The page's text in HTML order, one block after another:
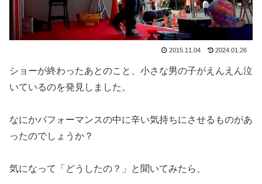
2015.11.04 2024.01.26
ショーが終わったあとのこと、小さな男の子がえんえん泣
いているのを発見しました。
なにかパフォーマンスの中に辛い気持ちにさせるものがあ
ったのでしょうか？
気になって「どうしたの？」と聞いてみたら、